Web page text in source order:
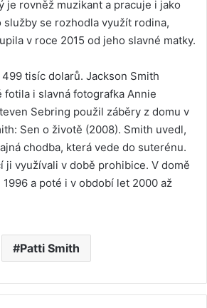
je rovněž muzikant a pracuje i jako
služby se rozhodla využít rodina,
v roce 2015 od jeho slavné matky.
tisíc dolarů. Jackson Smith
fotila i slavná fotografka Annie
Sebring použil záběry z domu v
Sen o životě (2008). Smith uvedl,
chodba, která vede do suterénu.
ji využívali v době prohibice. V domě
a poté i v období let 2000 až
Patti Smith